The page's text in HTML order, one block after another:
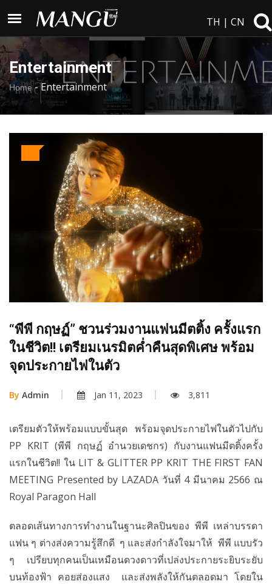
TH | CN
Entertainment
Home- Entertainment
“พีพี กฤษฏ์” ชวนร่วมงานแฟนมีตติ้ง ครั้งแรก
ในชีวิต!! เตรียมเนรมิตค่ำคืนสุดพิเศษ พร้อม
จุดประกายไฟในตัว
By Admin Jan 11, 2023 3,811
เตรียมตัวให้พร้อมแบบขั้นสุด พร้อมจุดประกายไฟในตัวไปกับ
PP KRIT (พีพี กฤษฏ์ อำนวยเดชกร) กับงานแฟนมีตติ้งครั้ง
แรกในชีวิต!! ใน LIT & GLITTER PP KRIT THE FIRST FAN
MEETING Presented by LAZADA วันที่ 4 มีนาคม 2566 ณ
Royal Paragon Hall
ตลอดเส้นทางการทำงานในฐานะศิลปินของ พีพี เหล่าบรรดา
แฟน ๆ ต่างส่งความรู้สึกดี ๆ และส่งกำลังใจมาให้ พีพี แบบรัว
ๆ เปรียบทุกคนเป็นเหมือนดวงดาวที่เปล่งประกายระยิบระยับ
บนท้องฟ้า คอยส่องแสง และส่งพลังให้กันตลอดมา โดยใน